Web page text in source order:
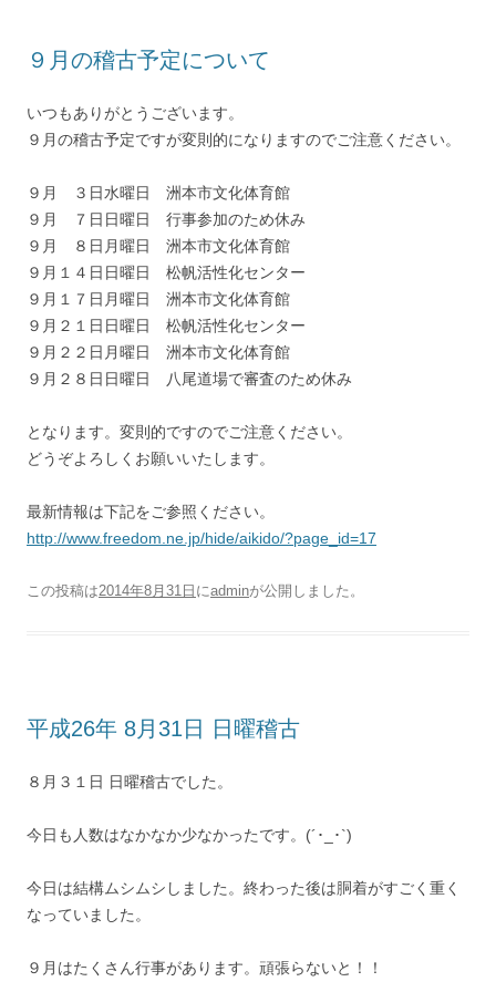
９月の稽古予定について
いつもありがとうございます。
９月の稽古予定ですが変則的になりますのでご注意ください。
９月 ３日水曜日 洲本市文化体育館
９月 ７日日曜日 行事参加のため休み
９月 ８日月曜日 洲本市文化体育館
９月１４日日曜日 松帆活性化センター
９月１７日月曜日 洲本市文化体育館
９月２１日日曜日 松帆活性化センター
９月２２日月曜日 洲本市文化体育館
９月２８日日曜日 八尾道場で審査のため休み
となります。変則的ですのでご注意ください。
どうぞよろしくお願いいたします。
最新情報は下記をご参照ください。
http://www.freedom.ne.jp/hide/aikido/?page_id=17
この投稿は2014年8月31日 にadminが公開しました 。
平成26年 8月31日 日曜稽古
８月３１日 日曜稽古でした。
今日も人数はなかなか少なかったです。(´･_･`)
今日は結構ムシムシしました。終わった後は胴着がすごく重く
なっていました。
９月はたくさん行事があります。頑張らないと！！